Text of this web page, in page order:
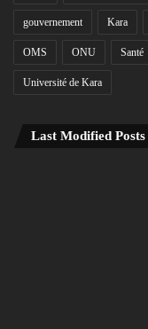
gouvernement Kara
OMS ONU Santé
Université de Kara
Last Modified Posts